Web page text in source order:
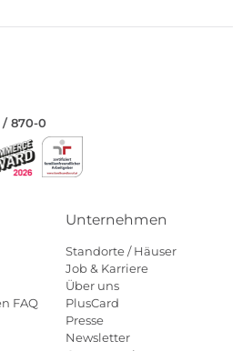
/ 870-0
FAQ
Unternehmen
Standorte / Häuser
Job & Karriere
Über uns
PlusCard
Presse
Newsletter